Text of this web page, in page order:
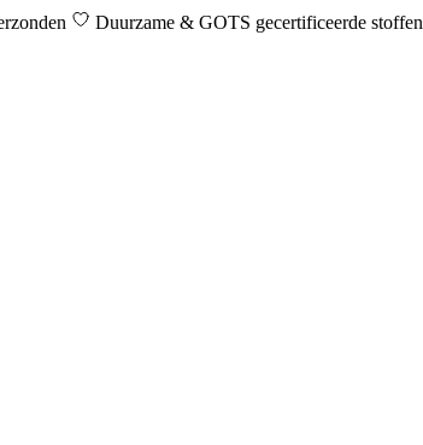
Duurzame & GOTS gecertificeerde stoffen